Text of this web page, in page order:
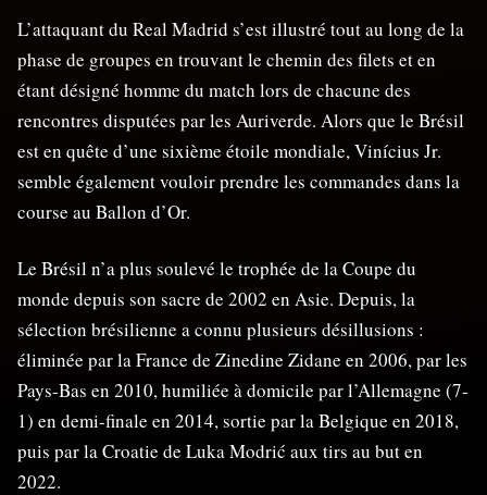
L’attaquant du Real Madrid s’est illustré tout au long de la
phase de groupes en trouvant le chemin des filets et en
étant désigné homme du match lors de chacune des
rencontres disputées par les Auriverde. Alors que le Brésil
est en quête d’une sixième étoile mondiale, Vinícius Jr.
semble également vouloir prendre les commandes dans la
course au Ballon d’Or.
Le Brésil n’a plus soulevé le trophée de la Coupe du
monde depuis son sacre de 2002 en Asie. Depuis, la
sélection brésilienne a connu plusieurs désillusions :
éliminée par la France de Zinedine Zidane en 2006, par les
Pays-Bas en 2010, humiliée à domicile par l’Allemagne (7-
1) en demi-finale en 2014, sortie par la Belgique en 2018,
puis par la Croatie de Luka Modrić aux tirs au but en
2022.